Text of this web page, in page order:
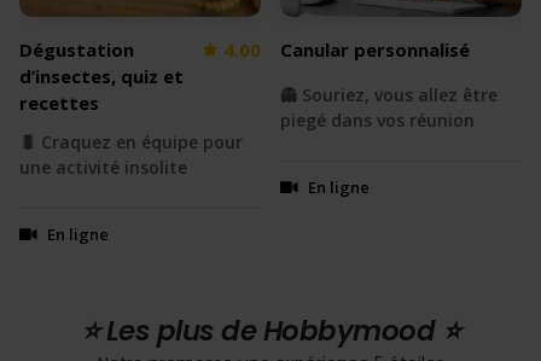
Dégustation
d’insectes, quiz et
recettes
4.00
🐛 Craquez en équipe pour
une activité insolite
En ligne
Canular personnalisé
👻 Souriez, vous allez être
piegé dans vos réunion
En ligne
⭐️ Les plus de Hobbymood ⭐️